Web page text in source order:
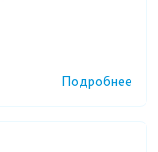
Подробнее